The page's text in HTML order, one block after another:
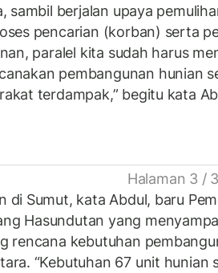
sambil berjalan upaya
pencarian (korban) serta
paralel kita sudah harus
pembangunan hunian
terdampak,” begitu kata
Halaman 3 / 3
di Sumut, kata Abdul, baru
Hasundutan yang
rencana kebutuhan
“Kebutuhan 67 unit hunian